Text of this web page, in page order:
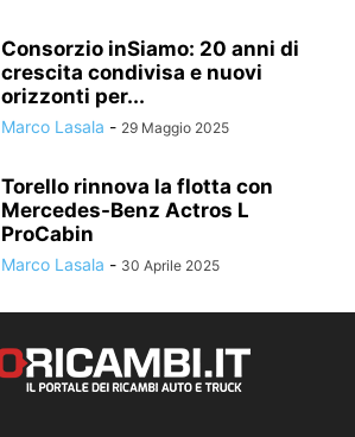
Consorzio inSiamo: 20 anni di
crescita condivisa e nuovi
orizzonti per...
Marco Lasala - 29 Maggio 2025
Torello rinnova la flotta con
Mercedes-Benz Actros L
ProCabin
Marco Lasala - 30 Aprile 2025